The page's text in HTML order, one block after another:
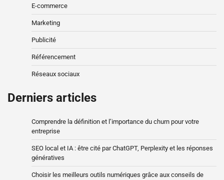
E-commerce
Marketing
Publicité
Référencement
Réseaux sociaux
Derniers articles
Comprendre la définition et l’importance du churn pour votre
entreprise
SEO local et IA : être cité par ChatGPT, Perplexity et les réponses
génératives
Choisir les meilleurs outils numériques grâce aux conseils de